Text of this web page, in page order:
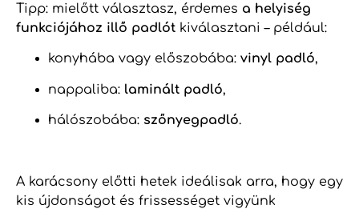
Tipp: mielőtt választasz, érdemes a helyiség
funkciójához illő padlót kiválasztani – például:
konyhába vagy előszobába: vinyl padló,
nappaliba: laminált padló,
hálószobába: szőnyegpadló.
A karácsony előtti hetek ideálisak arra, hogy egy
kis újdonságot és frissességet vigyünk